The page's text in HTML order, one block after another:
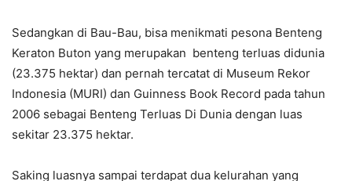
Sedangkan di Bau-Bau, bisa menikmati pesona Benteng
Keraton Buton yang merupakan benteng terluas didunia
(23.375 hektar) dan pernah tercatat di Museum Rekor
Indonesia (MURI) dan Guinness Book Record pada tahun
2006 sebagai Benteng Terluas Di Dunia dengan luas
sekitar 23.375 hektar.
Saking luasnya sampai terdapat dua kelurahan yang